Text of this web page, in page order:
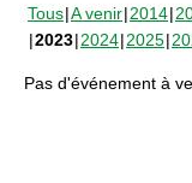
Tous A venir 2014
2023 2024 2025
Pas d'événement à